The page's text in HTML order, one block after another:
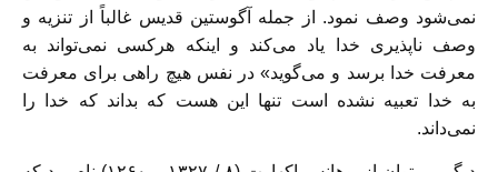
نمی‌شود وصف نمود. از جمله آگوستین قدیس غالباً از تنزیه و
وصف ناپذیری خدا یاد می‌کند و اینکه هرکسی نمی‌تواند به
معرفت خدا برسد و می‌گوید» در نفس هیچ راهی برای معرفت
به خدا تعبیه نشده است تنها این هست که بداند که خدا را
نمی‌داند.